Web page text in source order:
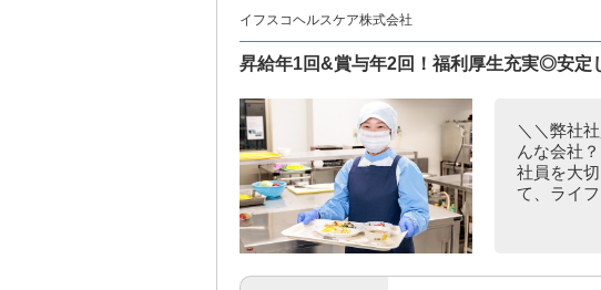
イフスコヘルスケア株式会社
昇給年1回&賞与年2回！福利厚生充実◎安定
＼＼弊社
んな会社
社員を大
て、ライ